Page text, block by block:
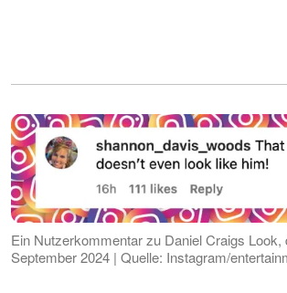
Ein Nutzerkommentar zu Daniel Craigs Look,
September 2024 | Quelle: Instagram/